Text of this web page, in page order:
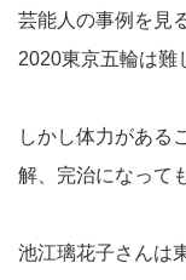
芸能人の事例を見
2020東京五輪は難
しかし体力がある
解、完治になって
池江璃花子さんは